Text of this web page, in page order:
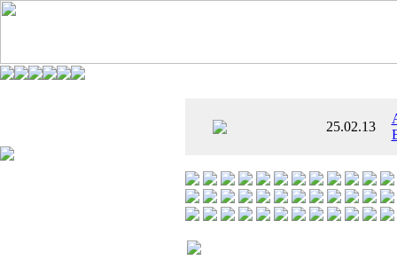
25.02.13